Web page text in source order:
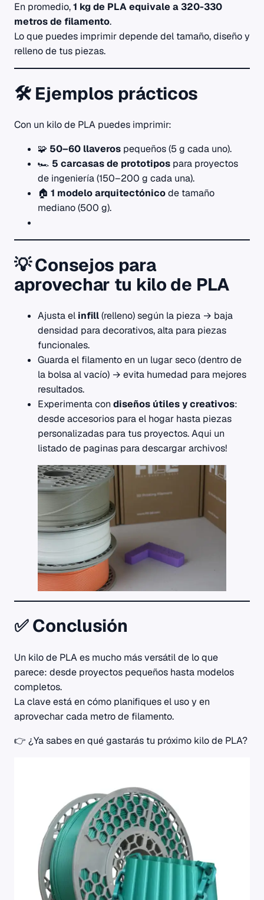
En promedio,1 kg de PLA equivale a 320-330
metros de filamento.
Lo que puedes imprimir depende del tamaño, diseño y
relleno de tus piezas.
🛠️ Ejemplos prácticos
Con un kilo de PLA puedes imprimir:
🧩 50–60 llaveros pequeños (5 g cada uno).
🏎️ 5 carcasas de prototipos para proyectos
de ingeniería (150–200 g cada una).
🏠 1 modelo arquitectónicode tamaño
mediano (500 g).
💡 Consejos para
aprovechar tu kilo de PLA
Ajusta el infill(relleno) según la pieza → baja
densidad para decorativos, alta para piezas
funcionales.
Guarda el filamento en un lugar seco (dentro de
la bolsa al vacío) → evita humedad para mejores
resultados.
Experimenta con diseños útiles y creativos:
desde accesorios para el hogar hasta piezas
personalizadas para tus proyectos. Aqui un
listado de paginas para descargar archivos!
✅ Conclusión
Un kilo de PLA es mucho más versátil de lo que
parece: desde proyectos pequeños hasta modelos
completos.
La clave está en cómo planifiques el uso y en
aprovechar cada metro de filamento.
👉 ¿Ya sabes en qué gastarás tu próximo kilo de PLA?